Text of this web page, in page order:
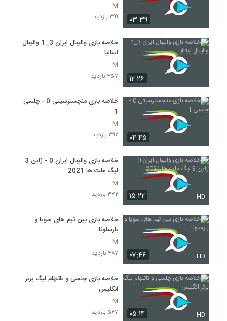
۰۳:۳۹
M
۳۹۹ بازدید
۱۲:۲۶
خلاصه بازی والیبال ایران 3_1 والیبال
ایتالیا
M
۳۵۷ بازدید
۰۴:۴۵
خلاصه بازی منچسترسیتی 0 - چلسی
1
M
۳۹۲ بازدید
۱۵:۲۲ HD
خلاصه بازی والیبال ایران 0 - ژاپن 3
لیگ ملت ها 2021
M
۳۷۲ بازدید
۰۷:۴۶ HD
خلاصه بازی بین تیم های سویا و
بارسلونا
M
۳۸۷ بازدید
۰۵:۱۴ HD
خلاصه بازی چلسی و تاتنهام لیگ برتر
انگلیس
M
۵۶۷ بازدید